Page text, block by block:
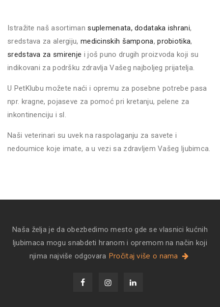
Istražite naš asortimansuplemenata, dodataka ishrani,
sredstava za alergiju, medicinskih šampona,probiotika,
sredstava za smirenje i još puno drugih proizvoda koji su
indikovani za podršku zdravlja Vašeg najboljeg prijatelja.
U PetKlubu možete naći i opremu za posebne potrebe pasa
npr. kragne, pojaseve za pomoć pri kretanju, pelene za
inkontinenciju i sl.
Naši veterinari su uvek na raspolaganju za savete i
nedoumice koje imate, a u vezi sa zdravljem Vašeg ljubimca.
Naša želja je da obezbedimo mesto gde se vlasnici kućnih
ljubimaca mogu snabdeti hranom i opremom na način koji
njima najviše odgovara Pročitaj više o nama